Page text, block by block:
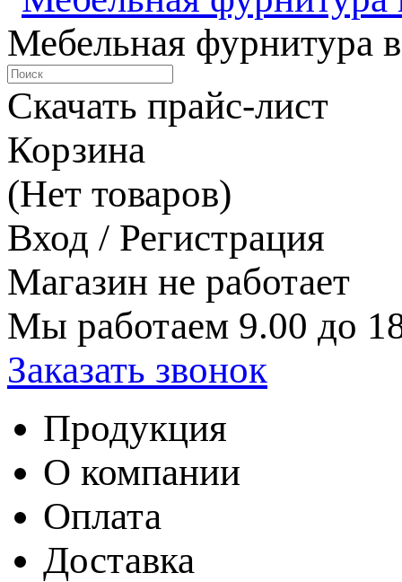
Мебельная фурнитура
Скачать прайс-лист
Корзина
(Нет товаров)
Вход / Регистрация
Магазин не работает
Мы работаем 9.00 до
Заказать звонок
Продукция
О компании
Оплата
Доставка